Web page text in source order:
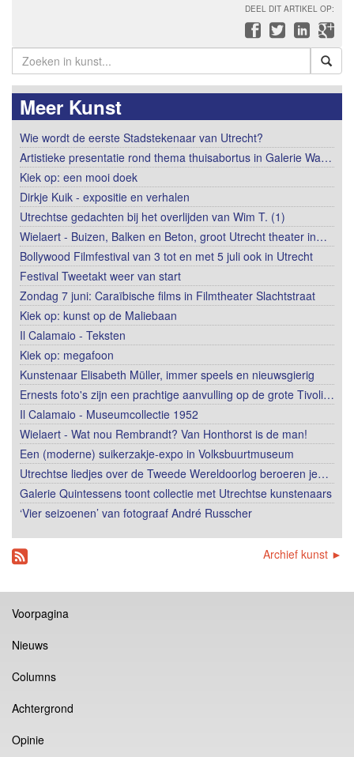
DEEL DIT ARTIKEL OP:
Meer Kunst
Wie wordt de eerste Stadstekenaar van Utrecht?
Artistieke presentatie rond thema thuisabortus in Galerie Wa…
Kiek op: een mooi doek
Dirkje Kuik - expositie en verhalen
Utrechtse gedachten bij het overlijden van Wim T. (1)
Wielaert - Buizen, Balken en Beton, groot Utrecht theater in…
Bollywood Filmfestival van 3 tot en met 5 juli ook in Utrecht
Festival Tweetakt weer van start
Zondag 7 juni: Caraïbische films in Filmtheater Slachtstraat
Kiek op: kunst op de Maliebaan
Il Calamaio - Teksten
Kiek op: megafoon
Kunstenaar Elisabeth Müller, immer speels en nieuwsgierig
Ernests foto's zijn een prachtige aanvulling op de grote Tivoli…
Il Calamaio - Museumcollectie 1952
Wielaert - Wat nou Rembrandt? Van Honthorst is de man!
Een (moderne) suikerzakje-expo in Volksbuurtmuseum
Utrechtse liedjes over de Tweede Wereldoorlog beroeren je…
Galerie Quintessens toont collectie met Utrechtse kunstenaars
‘Vier seizoenen’ van fotograaf André Russcher
Archief kunst ►
Voorpagina
Nieuws
Columns
Achtergrond
Opinie